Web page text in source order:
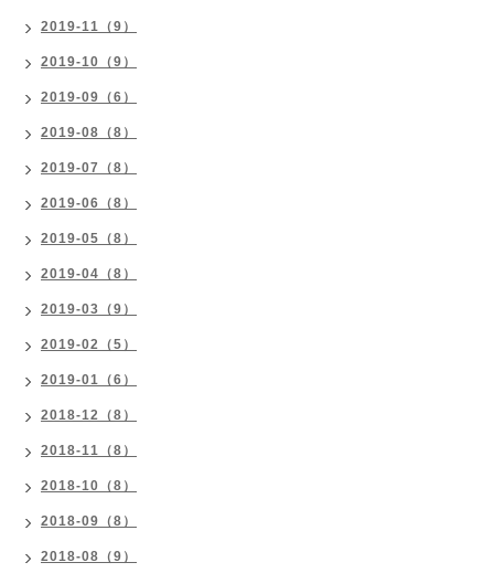
2019-11（9）
2019-10（9）
2019-09（6）
2019-08（8）
2019-07（8）
2019-06（8）
2019-05（8）
2019-04（8）
2019-03（9）
2019-02（5）
2019-01（6）
2018-12（8）
2018-11（8）
2018-10（8）
2018-09（8）
2018-08（9）